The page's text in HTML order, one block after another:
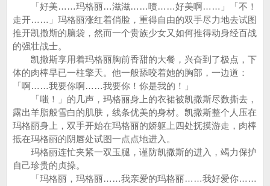
「好美……玛格丽…滋滋……啧……好美啊……」「不！
走开……」玛格丽涨红着俏脸，重得自由的双手尽力地去试图
推开凯撒斯的脑袋，然而一个贵族少女又如何推得动身经百战
的强壮战士。
凯撒斯享用着玛格丽胸前香甜的大餐，兴奋到了极点，下
体的肉棒早已一柱擎天。他一般舔咬着她的胸部，一边道：
「啊……我要你啊……我要你！你是我的！」
「嗤！」的几声，玛格丽身上的衣裙被凯撒斯尽数撕去，
露出羊脂般雪白的肌肤，线条优美的身材。凯撒斯整个人压在
玛格丽身上，双手开始在玛格丽的娇躯上四处抚摸游走，肉棒
抵在玛格丽的阴唇处试图一点点地进入。
玛格丽连忙夹紧一双玉腿，谨防凯撒斯的进入，竭力保护
自己珍贵的贞操。
「玛格丽，玛格丽……我亲爱的玛格丽……我好爱你……